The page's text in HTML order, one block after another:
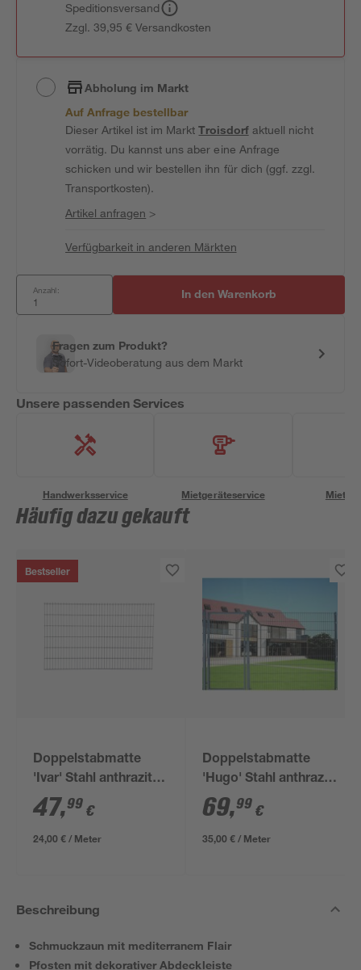
Speditionsversand
Zzgl. 39,95 € Versandkosten
Abholung im Markt
Auf Anfrage bestellbar
Dieser Artikel ist im MarktTroisdorfaktuell nicht
vorrätig. Du kannst uns aber eine Anfrage
schicken und wir bestellen ihn für dich (ggf. zzgl.
Transportkosten).
Artikel anfragen >
Verfügbarkeit in anderen Märkten
Anzahl: In den Warenkorb
Fragen zum Produkt?
Sofort-Videoberatung aus dem Markt
Unsere passenden Services
Handwerksservice Mietgeräteservice
Häufig dazu gekauft
Bestseller
Doppelstabmatte
'Ivar' Stahl anthrazit
200 x 123 cm
47,99 €
24,00 € / Meter
Doppelstabmatte
'Hugo' Stahl anthrazit
200 x 180 cm
69,99 €
35,00 € / Meter
Beschreibung
Schmuckzaun mit mediterranem Flair
Pfosten mit dekorativer Abdeckleiste